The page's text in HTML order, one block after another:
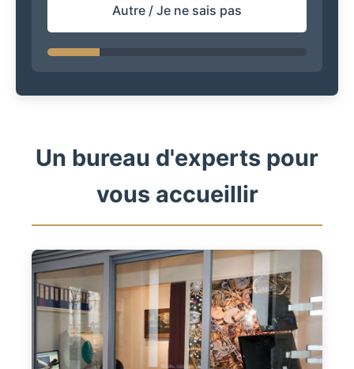
Autre / Je ne sais pas
Un bureau d'experts pour
vous accueillir